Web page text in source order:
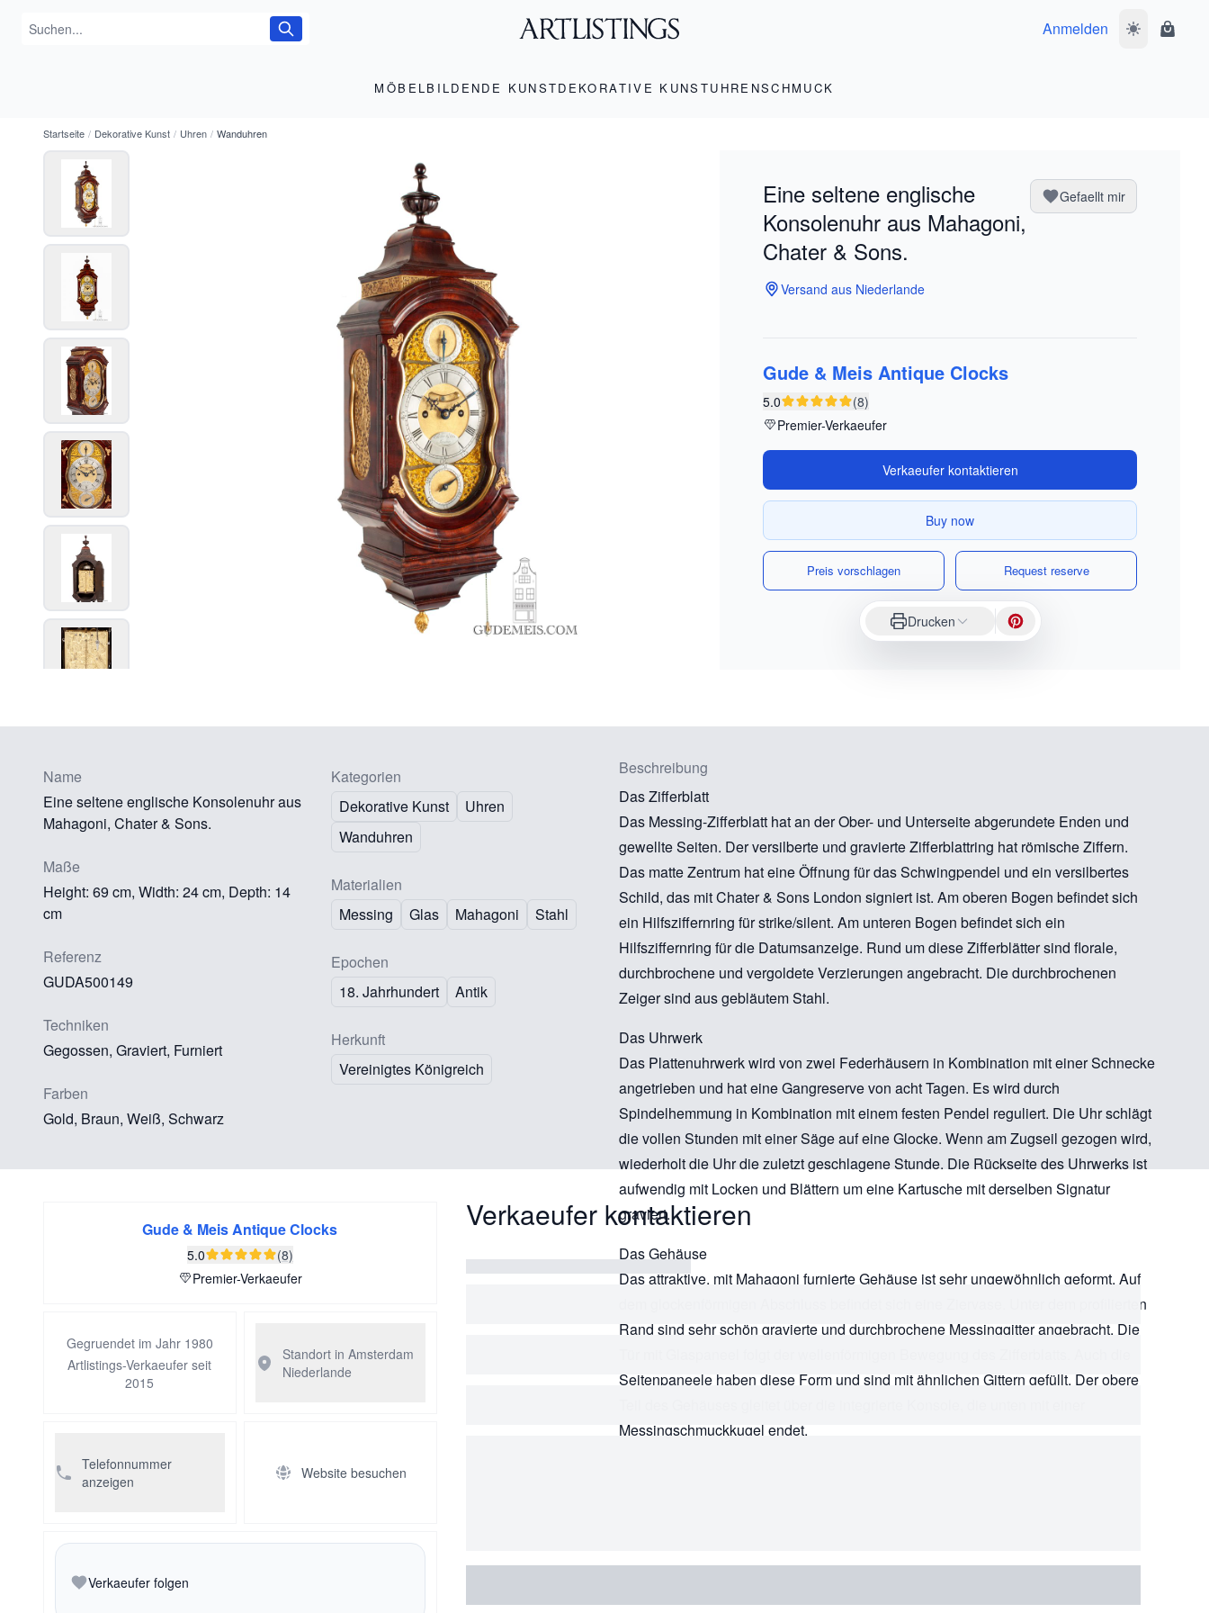
Anmelden
MÖBELBILDENDE KUNSTDEKORATIVE KUNSTUHRENSCHMUCK
Startseite / Dekorative Kunst / Uhren / Wanduhren
Eine seltene englische
Konsolenuhr aus Mahagoni,
Chater & Sons.
Gefaellt mir
Versand aus Niederlande
Gude & Meis Antique Clocks
5.0
(8)
Premier-Verkaeufer
Verkaeufer kontaktieren
Buy now
Preis vorschlagen Request reserve
Drucken
Name
Eine seltene englische Konsolenuhr aus
Mahagoni, Chater & Sons.
Maße
Height: 69 cm, Width: 24 cm, Depth: 14
cm
Referenz
GUDA500149
Techniken
Gegossen, Graviert, Furniert
Farben
Gold, Braun, Weiß, Schwarz
Kategorien
Dekorative Kunst
Uhren
Wanduhren
Materialien
Messing
Glas Mahagoni Stahl
Epochen
18. Jahrhundert
Antik
Herkunft
Vereinigtes Königreich
Beschreibung
Das Zifferblatt
Das Messing-Zifferblatt hat an der Ober- und Unterseite abgerundete Enden und
gewellte Seiten. Der versilberte und gravierte Zifferblattring hat römische Ziffern.
Das matte Zentrum hat eine Öffnung für das Schwingpendel und ein versilbertes
Schild, das mit Chater & Sons London signiert ist. Am oberen Bogen befindet sich
ein Hilfsziffernring für strike/silent. Am unteren Bogen befindet sich ein
Hilfsziffernring für die Datumsanzeige. Rund um diese Zifferblätter sind florale,
durchbrochene und vergoldete Verzierungen angebracht. Die durchbrochenen
Zeiger sind aus gebläutem Stahl.
Das Uhrwerk
Das Plattenuhrwerk wird von zwei Federhäusern in Kombination mit einer Schnecke
angetrieben und hat eine Gangreserve von acht Tagen. Es wird durch
Spindelhemmung in Kombination mit einem festen Pendel reguliert. Die Uhr schlägt
die vollen Stunden mit einer Säge auf eine Glocke. Wenn am Zugseil gezogen wird,
wiederholt die Uhr die zuletzt geschlagene Stunde. Die Rückseite des Uhrwerks ist
aufwendig mit Locken und Blättern um eine Kartusche mit derselben Signatur
graviert.
Das Gehäuse
Das attraktive, mit Mahagoni furnierte Gehäuse ist sehr ungewöhnlich geformt. Auf
dem glockenförmigen Abschluss befindet sich eine Ziervase. Unter dem profilierten
Rand sind sehr schön gravierte und durchbrochene Messinggitter angebracht. Die
Seitenpaneele haben diese Form und sind mit ähnlichen Gittern gefüllt. Der obere
Messingschmuckkugel endet.
Gude & Meis Antique Clocks
5.0
(8)
Premier-Verkaeufer
Gegruendet im Jahr 1980
Artlistings-Verkaeufer seit
2015
Standort in Amsterdam
Niederlande
Telefonnummer
anzeigen
Website besuchen
Verkaeufer folgen
Verkaeufer kontaktieren